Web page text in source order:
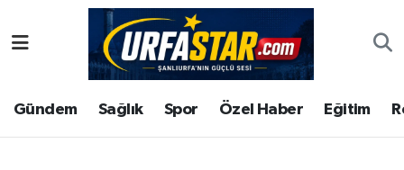
Gündem Sağlık Spor Özel Haber Eğitim
ASAYİS
ÇEVRE
Şanlıurfa Nöbetçi Eczaneler
Şanlıurfa Hava Durumu